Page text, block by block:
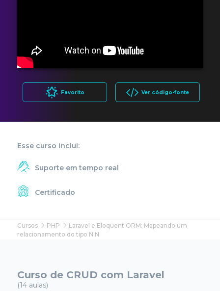
Favorito Ver código-fonte
Esse curso inclui:
Suporte em tempo real
Certificado
Cursos PHP
Laravel e Eloquent ORM: Mapeando um
relacionamento do tipo N:N
Curso de CRUD com Laravel
(14 aulas)